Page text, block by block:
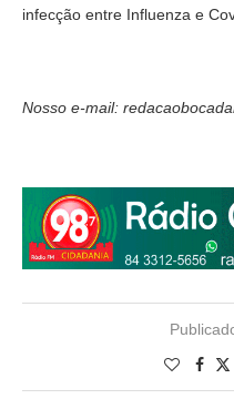
infecção entre Influenza e
Nosso e-mail: